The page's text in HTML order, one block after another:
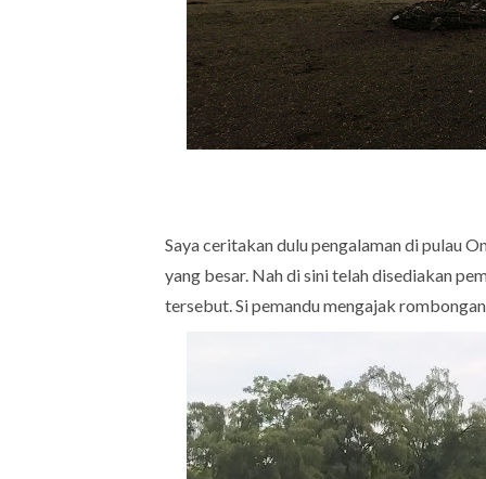
Saya ceritakan dulu pengalaman di pulau
yang besar. Nah di sini telah disediakan
tersebut. Si pemandu mengajak